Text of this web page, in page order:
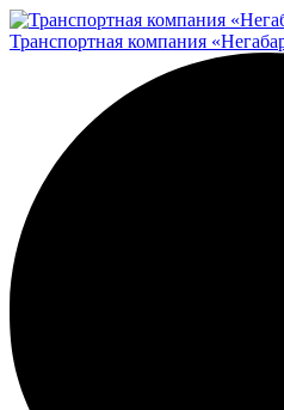
Транспортная компания